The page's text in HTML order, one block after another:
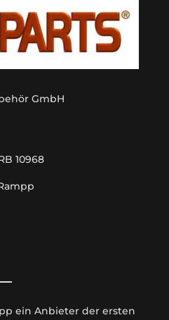
GmbH
10968
ein An­bieter der ersten